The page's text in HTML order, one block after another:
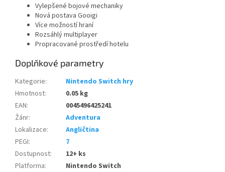
Vylepšené bojové mechaniky
Nová postava Gooigi
Více možností hraní
Rozsáhlý multiplayer
Propracované prostředí hotelu
Doplňkové parametry
Kategorie:
Nintendo Switch hry
Hmotnost:
0.05 kg
EAN:
0045496425241
Žánr:
Adventura
Lokalizace:
Angličtina
PEGI:
7
Dostupnost:
12+ ks
Platforma:
Nintendo Switch